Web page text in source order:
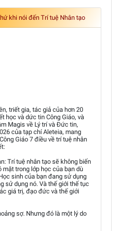
khi nói đến Trí tuệ Nhân tạo
triết gia, tác giả của hơn 20
học và dức tin Công Giáo, và
Magis về Lý trí và Đức tin,
của tạp chí Aleteia, mang
Giáo 7 điều về trí tuệ nhân
Trí tuệ nhân tạo sẽ không biến
trong lớp học của bạn dù
sinh của bạn đang sử dụng
sử dụng nó. Và thế giới thế tục
giá trị, đạo đức và thế giới
sợ. Nhưng đó là một lý do